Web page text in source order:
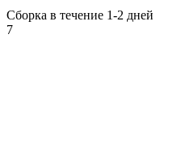
Сборка в течение 1-2 дней
7